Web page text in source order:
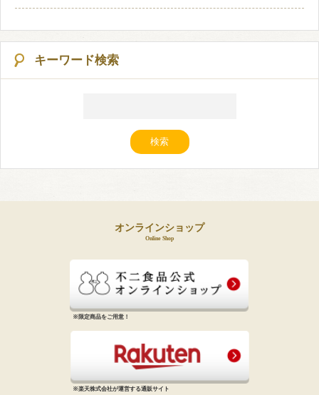
キーワード検索
オンラインショップ
Online Shop
※限定商品をご用意！
※楽天株式会社が運営する通販サイト